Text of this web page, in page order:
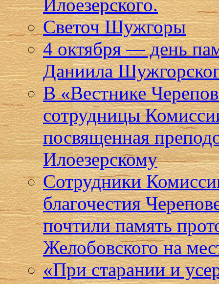
Илоезерского.
Светоч Шужгоры
4 октября — день
Даниила
В «Вестнике
сотрудницы
посвященная
Илоезерскому
Сотрудники
благочестия
почтили память
Желобовского на
«При старании и